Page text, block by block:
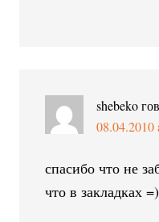
shebeko
08.04.2010
спасибо что не
что в закладках =)